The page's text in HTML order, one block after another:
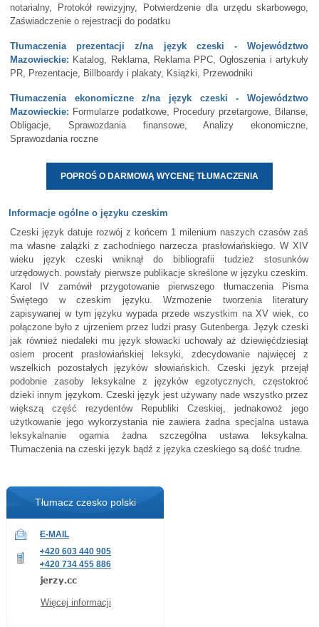
notarialny, Protokół rewizyjny, Potwierdzenie dla urzędu skarbowego,
Zaświadczenie o rejestracji do podatku
Tłumaczenia prezentacji z/na język czeski - Województwo
Mazowieckie: Katalog, Reklama, Reklama PPC, Ogłoszenia i artykuły
PR, Prezentacje, Billboardy i plakaty, Książki, Przewodniki
Tłumaczenia ekonomiczne z/na język czeski - Województwo
Mazowieckie: Formularze podatkowe, Procedury przetargowe, Bilanse,
Obligacje, Sprawozdania finansowe, Analizy ekonomiczne,
Sprawozdania roczne
POPROŚ O DARMOWĄ WYCENĘ TŁUMACZENIA
Informacje ogólne o języku czeskim
Czeski język datuje rozwój z końcem 1 milenium naszych czasów zaś
ma własne zalążki z zachodniego narzecza prasłowiańskiego. W XIV
wieku język czeski wniknął do bibliografii tudzież stosunków
urzędowych. powstały pierwsze publikacje skreślone w języku czeskim.
Karol IV zamówił przygotowanie pierwszego tłumaczenia Pisma
Świętego w czeskim języku. Wzmożenie tworzenia literatury
zapisywanej w tym języku wypada przede wszystkim na XV wiek, co
połączone było z ujrzeniem przez ludzi prasy Gutenberga. Język czeski
jak również niedaleki mu język słowacki uchowały aż dziewięćdziesiąt
osiem procent prasłowiańskiej leksyki, zdecydowanie najwięcej z
wszelkich pozostałych języków słowiańskich. Czeski język przejął
podobnie zasoby leksykalne z języków egzotycznych, częstokroć
dzieki innym językom. Czeski język jest używany nade wszystko przez
większą część rezydentów Republiki Czeskiej, jednakowoż jego
użytkowanie jego wykorzystania nie zawiera żadna specjalna ustawa
leksykalnanie ogarnia żadna szczególna ustawa leksykalna.
Tłumaczenia na czeski język bądź z języka czeskiego są dość trudne.
Tłumacz czesko polski
E-MAIL
+420 603 440 905
+420 734 455 886
Więcej informacji